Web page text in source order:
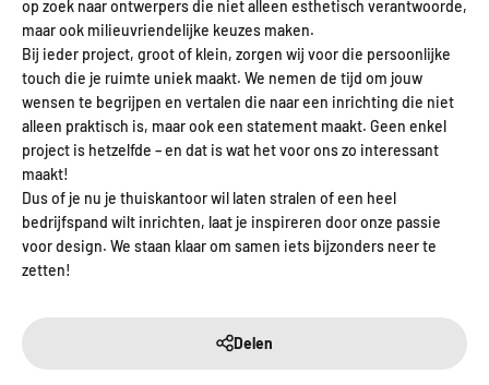
op zoek naar ontwerpers die niet alleen esthetisch verantwoorde,
maar ook milieuvriendelijke keuzes maken.
Bij ieder project, groot of klein, zorgen wij voor die persoonlijke
touch die je ruimte uniek maakt. We nemen de tijd om jouw
wensen te begrijpen en vertalen die naar een inrichting die niet
alleen praktisch is, maar ook een statement maakt. Geen enkel
project is hetzelfde – en dat is wat het voor ons zo interessant
maakt!
Dus of je nu je thuiskantoor wil laten stralen of een heel
bedrijfspand wilt inrichten, laat je inspireren door onze passie
voor design. We staan klaar om samen iets bijzonders neer te
zetten!
Delen